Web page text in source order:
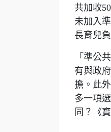
共加收
未加入
長育兒
「準公
有與政
擔。此
多一項
同？《